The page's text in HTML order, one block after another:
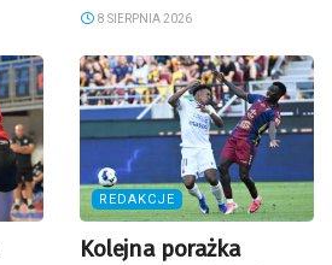
8 SIERPNIA 2026
REDAKCJE
Kolejna porażka